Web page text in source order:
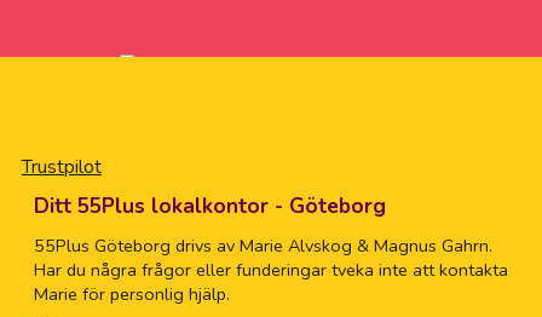
Trustpilot
Ditt 55Plus lokalkontor - Göteborg
55Plus Göteborg drivs av Marie Alvskog & Magnus Gahrn.
Har du några frågor eller funderingar tveka inte att kontakta
Marie för personlig hjälp.